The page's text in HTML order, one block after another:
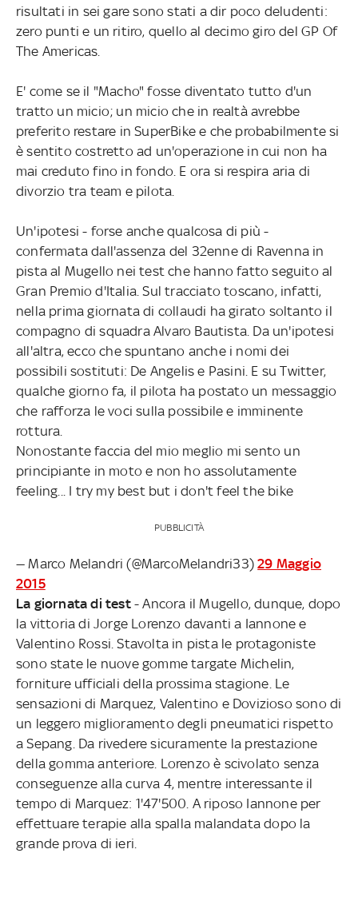
risultati in sei gare sono stati a dir poco deludenti:
zero punti e un ritiro, quello al decimo giro del GP Of
The Americas.
E' come se il "Macho" fosse diventato tutto d'un
tratto un micio; un micio che in realtà avrebbe
preferito restare in SuperBike e che probabilmente si
è sentito costretto ad un'operazione in cui non ha
mai creduto fino in fondo. E ora si respira aria di
divorzio tra team e pilota.
Un'ipotesi - forse anche qualcosa di più -
confermata dall'assenza del 32enne di Ravenna in
pista al Mugello nei test che hanno fatto seguito al
Gran Premio d'Italia. Sul tracciato toscano, infatti,
nella prima giornata di collaudi ha girato soltanto il
compagno di squadra Alvaro Bautista. Da un'ipotesi
all'altra, ecco che spuntano anche i nomi dei
possibili sostituti: De Angelis e Pasini. E su Twitter,
qualche giorno fa, il pilota ha postato un messaggio
che rafforza le voci sulla possibile e imminente
rottura.
Nonostante faccia del mio meglio mi sento un
principiante in moto e non ho assolutamente
feeling... I try my best but i don't feel the bike
PUBBLICITÀ
— Marco Melandri (@MarcoMelandri33)29 Maggio
2015
La giornata di test- Ancora il Mugello, dunque, dopo
la vittoria di Jorge Lorenzo davanti a Iannone e
Valentino Rossi. Stavolta in pista le protagoniste
sono state le nuove gomme targate Michelin,
forniture ufficiali della prossima stagione. Le
sensazioni di Marquez, Valentino e Dovizioso sono di
un leggero miglioramento degli pneumatici rispetto
a Sepang. Da rivedere sicuramente la prestazione
della gomma anteriore. Lorenzo è scivolato senza
conseguenze alla curva 4, mentre interessante il
tempo di Marquez: 1'47'500. A riposo Iannone per
effettuare terapie alla spalla malandata dopo la
grande prova di ieri.